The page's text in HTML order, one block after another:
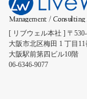
[ リブウェル本社 ] 〒530-
大阪市北区梅田 1 丁目11
大阪駅前第四ビル10階
06-6346-9077